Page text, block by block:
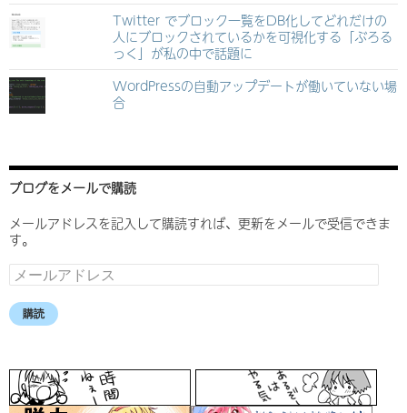
Twitter でブロック一覧をDB化してどれだけの
人にブロックされているかを可視化する「ぶろる
っく」が私の中で話題に
WordPressの自動アップデートが働いていない場
合
ブログをメールで購読
メールアドレスを記入して購読すれば、更新をメールで受信できま
す。
メ
ー
ル
ア
ス
購読